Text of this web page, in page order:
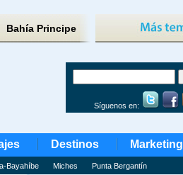
Bahía Principe
Síguenos en:
Destinos Marketing
Bayahíbe Miches Punta Bergantín